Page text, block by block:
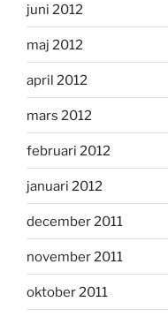
juni 2012
maj 2012
april 2012
mars 2012
februari 2012
januari 2012
december 2011
november 2011
oktober 2011